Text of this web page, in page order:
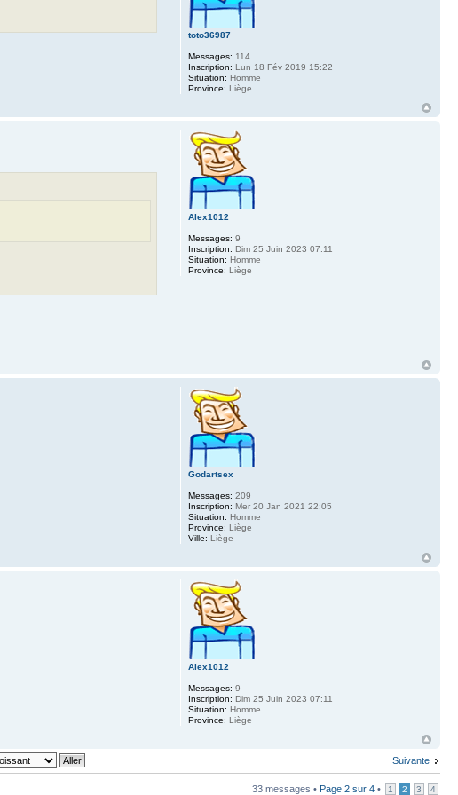
toto36987
Messages: 114
Inscription: Lun 18 Fév 2019 15:22
Situation: Homme
Province: Liège
Alex1012
Messages: 9
Inscription: Dim 25 Juin 2023 07:11
Situation: Homme
Province: Liège
Godartsex
Messages: 209
Inscription: Mer 20 Jan 2021 22:05
Situation: Homme
Province: Liège
Ville: Liège
Alex1012
Messages: 9
Inscription: Dim 25 Juin 2023 07:11
Situation: Homme
Province: Liège
Suivante
33 messages • Page 2 sur 4 • 1 2 3 4